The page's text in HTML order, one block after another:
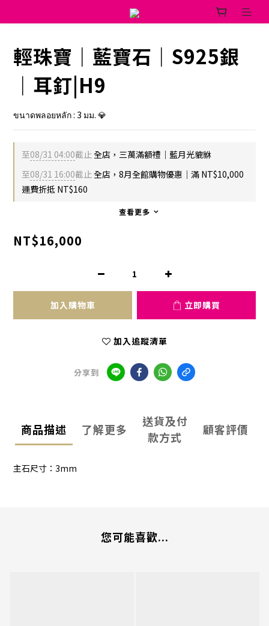
輕珠寶｜藍寶石｜S925銀
｜耳釘|H9
ขนาดพลอยหลัก : 3 มม. 💎
至08/31 04:00截止全店，三萬滿額禮｜藍月光貔貅
至08/31 16:00截止全店，8月全館購物優惠｜滿 NT$10,000
運費折抵 NT$160
查看更多
NT$16,000
加入購物車 立即購買
加入追蹤清單
分享到
商品描述 了解更多
送貨及付
款方式
顧客評價
主石尺寸：3mm
您可能喜歡...